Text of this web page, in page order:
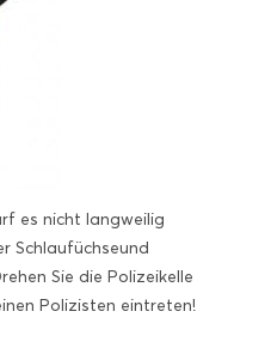
es nicht langweilig
Schlaufüchseund
Sie die Polizeikelle
Polizisten eintreten!